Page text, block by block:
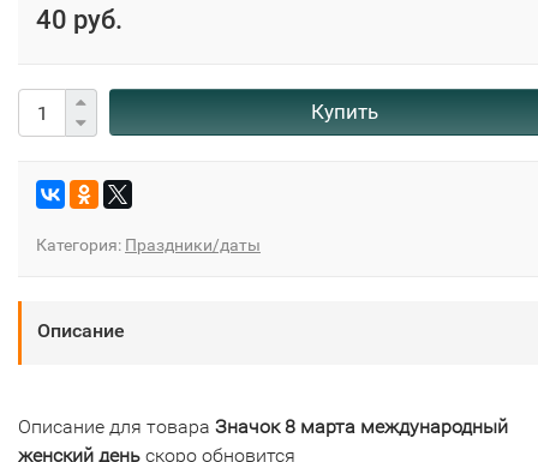
40 руб.
Купить
Категория: Праздники/даты
Описание
Описание для товара Значок 8 марта международный
женский день скоро обновится